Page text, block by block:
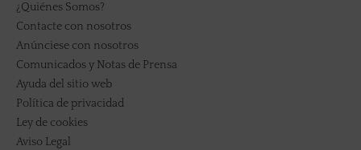
¿Quiénes Somos?
Contacte con nosotros
Anúnciese con nosotros
Comunicados y Notas de Prensa
Ayuda del sitio web
Política de privacidad
Ley de cookies
Aviso Legal